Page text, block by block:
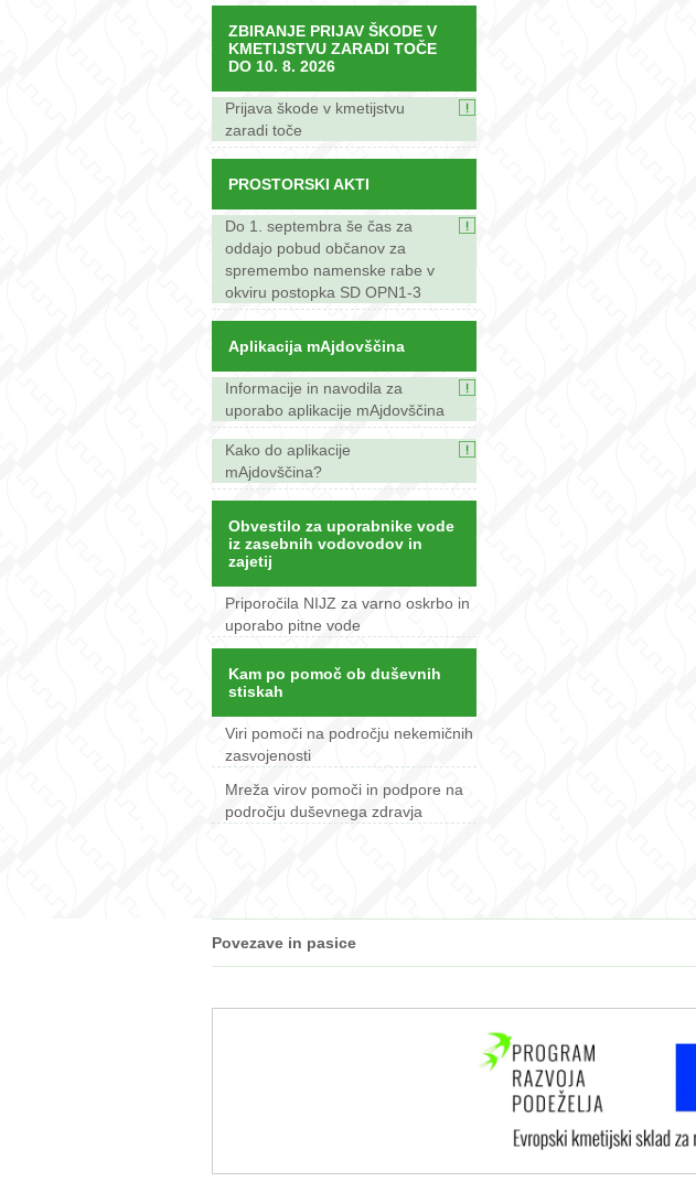
ZBIRANJE PRIJAV ŠKODE V
KMETIJSTVU ZARADI TOČE
DO 10. 8. 2026
Prijava škode v kmetijstvu
zaradi toče
PROSTORSKI AKTI
Do 1. septembra še čas za
oddajo pobud občanov za
spremembo namenske rabe v
okviru postopka SD OPN1-3
Aplikacija mAjdovščina
Informacije in navodila za
uporabo aplikacije mAjdovščina
Kako do aplikacije
mAjdovščina?
Obvestilo za uporabnike vode
iz zasebnih vodovodov in
zajetij
Priporočila NIJZ za varno oskrbo in
uporabo pitne vode
Kam po pomoč ob duševnih
stiskah
Viri pomoči na področju nekemičnih
zasvojenosti
Mreža virov pomoči in podpore na
področju duševnega zdravja
Povezave in pasice